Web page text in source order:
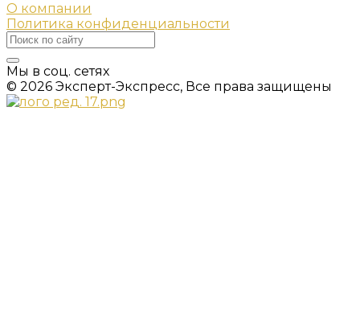
О компании
Политика конфиденциальности
Мы в соц. сетях
© 2026 Эксперт-Экспресс, Все права защищены